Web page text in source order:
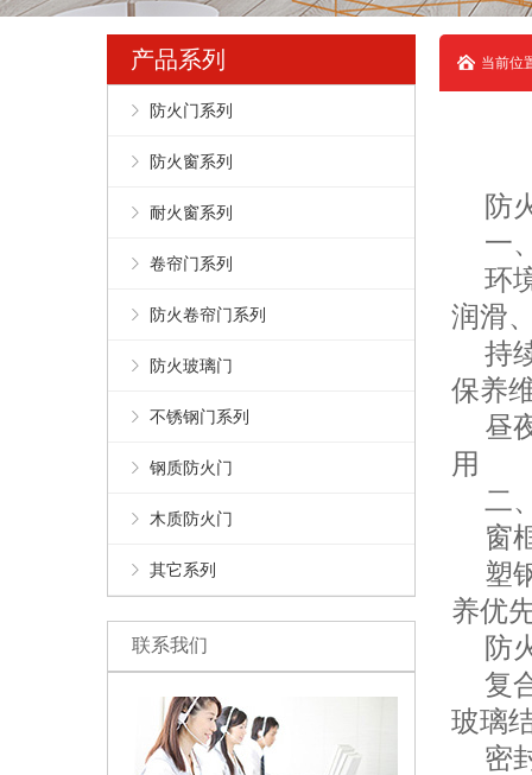
产品系列
防火门系列
防火窗系列
耐火窗系列
卷帘门系列
防火卷帘门系列
防火玻璃门
不锈钢门系列
钢质防火门
木质防火门
其它系列
联系我们
当前位
防
一
环
润滑
持
保养
昼
用
二
窗
塑
养优
防
复
玻璃
密